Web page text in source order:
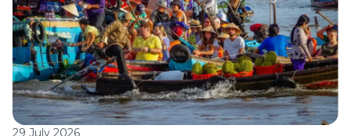
29 July 2026